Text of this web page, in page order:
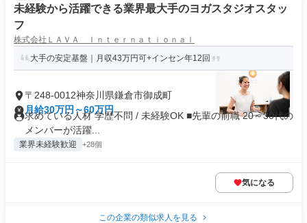
未経験から活躍できる業界最大手のヨガスタジオスタッ
フ
株式会社ＬＡＶＡ Ｉｎｔｅｒｎａｔｉｏｎａｌ
大手の安定基盤｜月収43万円可+インセン年12回
〒248-0012神奈川県鎌倉市御成町
月給30万円～60万円
求めている人材 学歴不問 / 未経験OK ■先輩の前職 20～30代の
メンバーが活躍...
業界未経験歓迎 +28個
気になる
この企業の類似求人を見る